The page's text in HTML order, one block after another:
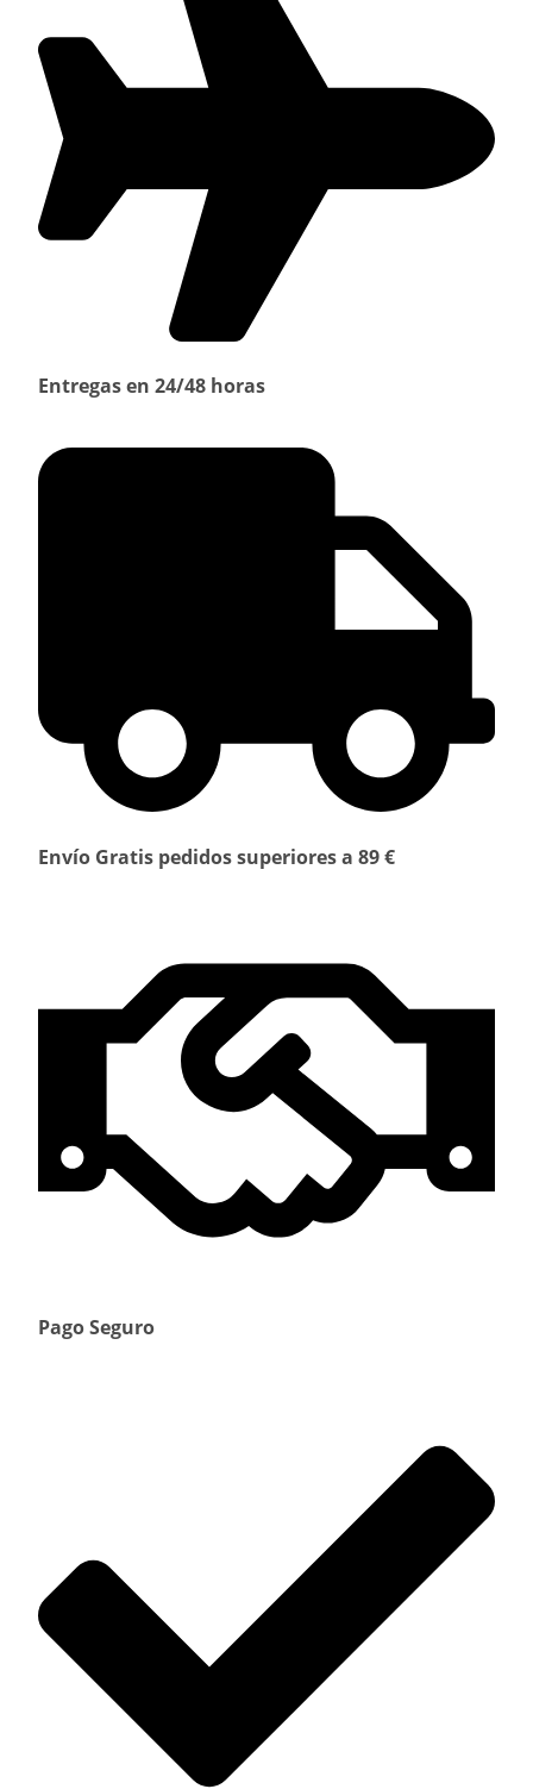
Entregas en 24/48 horas
Envío Gratis pedidos superiores a 89 €
Pago Seguro